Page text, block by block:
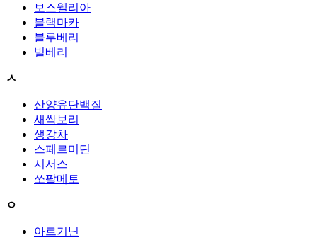
보스웰리아
블랙마카
블루베리
빌베리
ㅅ
산양유단백질
새싹보리
생강차
스페르미딘
시서스
쏘팔메토
ㅇ
아르기닌